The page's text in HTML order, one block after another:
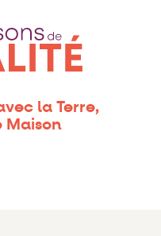
la Terre,
Maison